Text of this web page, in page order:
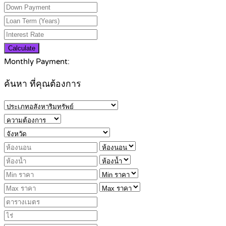
Calculate
Monthly Payment:
ค้นหา ที่คุณต้องการ